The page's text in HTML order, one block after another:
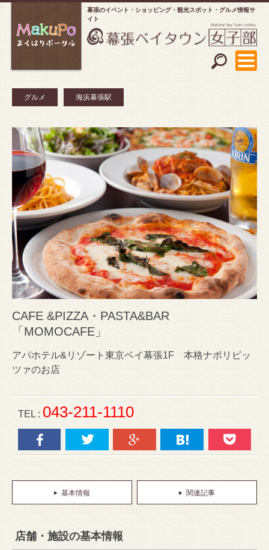
幕張のイベント・ショッピング
観光スポット・グルメ情報サ
イト
グルメ 海浜幕張駅
CAFE &PIZZA・PASTA&BAR
「MOMOCAFE」
アパホテル&リゾート東京ベイ幕張1F 本格ナポリピッ
ツァのお店
TEL : 043‐211-1110
基本情報 関連記事
店舗・施設の基本情報